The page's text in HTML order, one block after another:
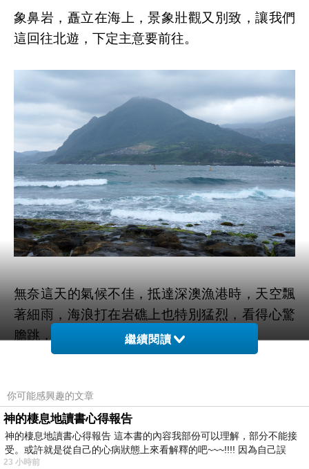
象鼻岩，矗立在海上，景象壯觀又別致，讓我們
這回往北遊，下定主意要前往。
無奈這天的氣候不佳，抵達深澳漁港時，天空飄
著細雨，海浪打在岩礁上也特別猛烈，看得心驚
膽跳，怵目驚心的!
帶著孩子的我們，快速通過礁岩。
繼續閱讀
你可能感興趣的文章
神的棲息地讀書心得報告
神的棲息地讀書心得報告 這本書的內容我部份可以理解，部分不能接
受。或許就是從自己的心病狀態上來看解釋的吧~~~!!!! 因為自己誤
23 小時前